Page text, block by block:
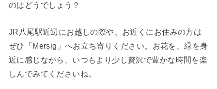
のはどうでしょう？
JR八尾駅近辺にお越しの際や、お近くにお住みの方は
ぜひ「Mersig」へお立ち寄りください。お花を、緑を身
近に感じながら、いつもより少し贅沢で豊かな時間を楽
しんでみてくださいね。